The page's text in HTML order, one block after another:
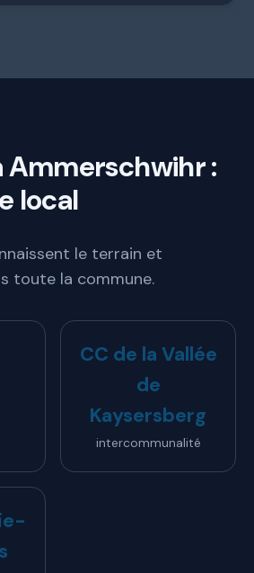
Ammerschwihr :
local
le terrain et
toute la commune.
CC de la Vallée
de
Kaysersberg
intercommunalité